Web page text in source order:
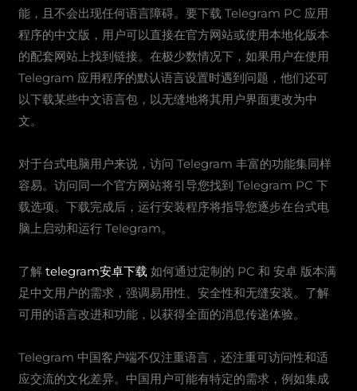
能，且不会出现任何语言障碍。要下载 Telegram PC 应用
程序的中文版，用户可以直接在官方网站或使用本地化版本
的配套网站上找到链接。在极少数情况下，如果用户在使用
Telegram 应用程序的默认语言设置时遇到问题，他们还可
以下载某些中文语言包，以无缝地将其用户界面更改为中
文。
对于台式电脑用户来说，访问 Telegram 丰富的功能集同样
容易。访问同一个官方网站将引导您找到 Telegram PC 下
载选项。下载完成后，运行安装程序将指导您逐步在台式电
脑上启动和运行 Telegram。
了解telegram安卓下载 如何通过定制的 PC 和 安卓 版本满
足中文用户的需求，强调易用性、安全性和无缝安装。了解
可用的语言改进和功能，以获得全面的消息传递体验。
Telegram 中国客户端不仅注重语言，还注重可访问性和适
应交流的文化差异。中国用户可能有特定的需求，例如集成